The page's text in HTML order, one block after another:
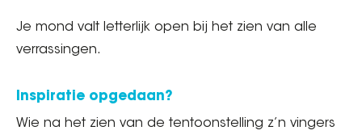
Je mond valt letterlijk open bij het zien van alle
verrassingen.
Inspiratie opgedaan?
Wie na het zien van de tentoonstelling z’n vingers